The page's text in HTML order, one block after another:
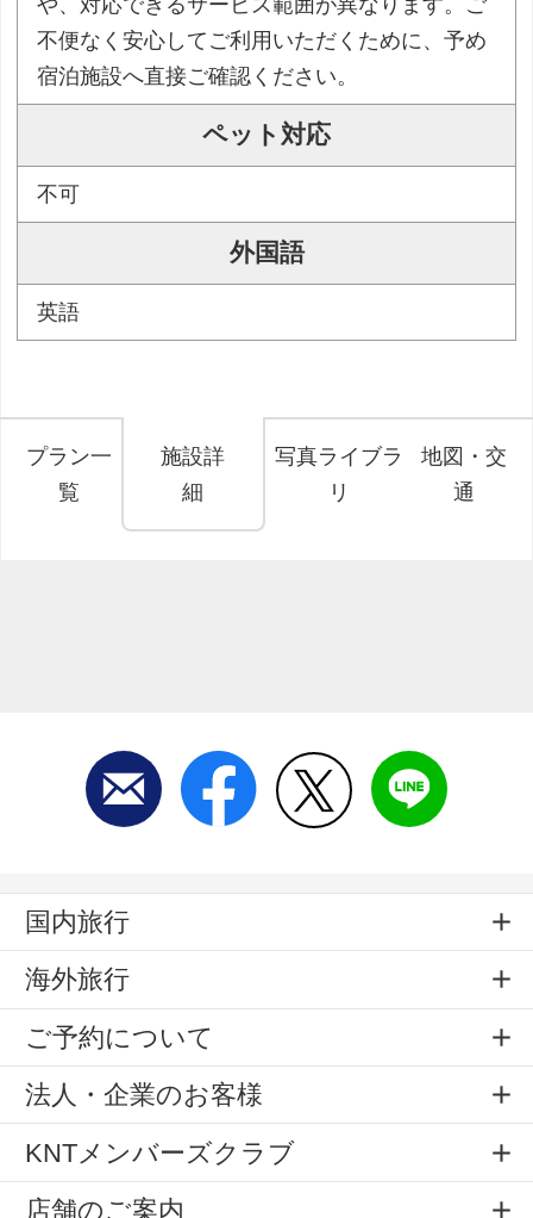
不便なく安心してご利用いただくために、予め
宿泊施設へ直接ご確認ください。
ペット対応
不可
外国語
英語
プラン一
覧
施設詳
細
写真ライブラ
リ
地図・交
通
国内旅行
海外旅行
ご予約について
法人・企業のお客様
KNTメンバーズクラブ
店舗のご案内